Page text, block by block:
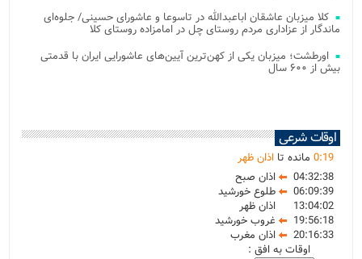
کلا میزبان عاشقان اباعبدالله در تاسوعا و عاشورای حسینی/ جلوه‌ای
ماندگار از عزاداری مردم روستای چل در امامزاده روستای کلا
اورطشت؛ میزبان یکی از کهن‌ترین آیین‌های عاشورایی ایران با قدمتی
بیش از ۶۰۰ سال
اوقات شرعی
0:19 مانده تااذان ظهر
04:32:38
اذان صبح
06:09:39
طلوع خورشید
13:04:02
اذان ظهر
19:56:18
غروب خورشید
20:16:33
اذان مغرب
اوقات به افق :